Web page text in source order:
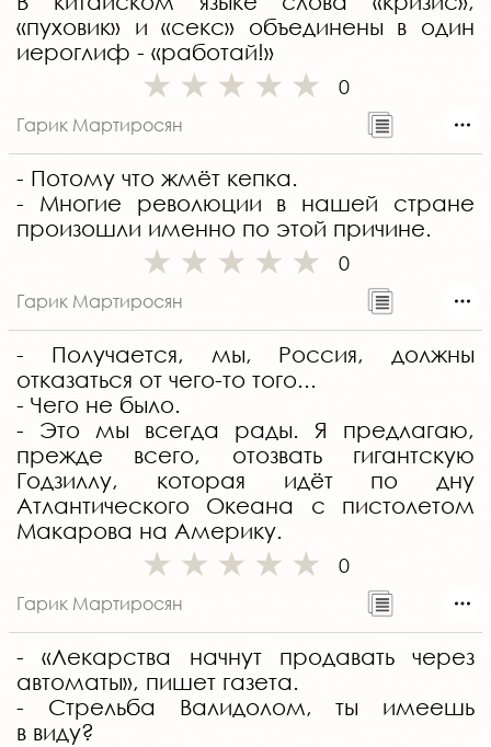
«пуховик» и «секс» объединены в один
иероглиф - «работай!»
0
Гарик Мартиросян
- Потому что жмёт кепка.
- Многие революции в нашей стране
произошли именно по этой причине.
0
Гарик Мартиросян
- Получается, мы, Россия, должны
отказаться от чего-то того...
- Чего не было.
- Это мы всегда рады. Я предлагаю,
прежде всего, отозвать гигантскую
Годзиллу, которая идёт по дну
Атлантического Океана с пистолетом
Макарова на Америку.
0
Гарик Мартиросян
- «Лекарства начнут продавать через
автоматы», пишет газета.
- Стрельба Валидолом, ты имеешь
в виду?